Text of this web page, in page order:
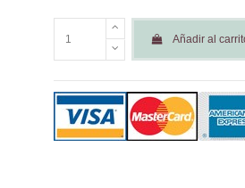
Añadir al